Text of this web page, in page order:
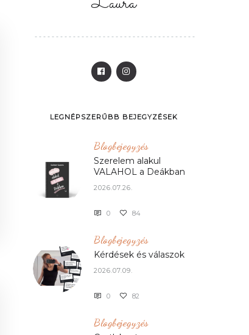
LEGNÉPSZERŰBB BEJEGYZÉSEK
Blogbejegyzés
Szerelem alakul
VALAHOL a Deákban
2026.07.26.
0 84
Blogbejegyzés
Kérdések és válaszok
2026.07.09.
0 82
Blogbejegyzés